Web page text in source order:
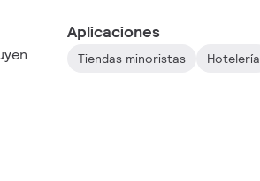
la
Aplicaciones
Tiendas minoristas Hotelería